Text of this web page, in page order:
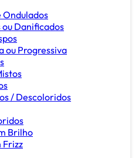
Ondulados
Danificados
ou Progressiva
/ Descoloridos
Brilho
Frizz